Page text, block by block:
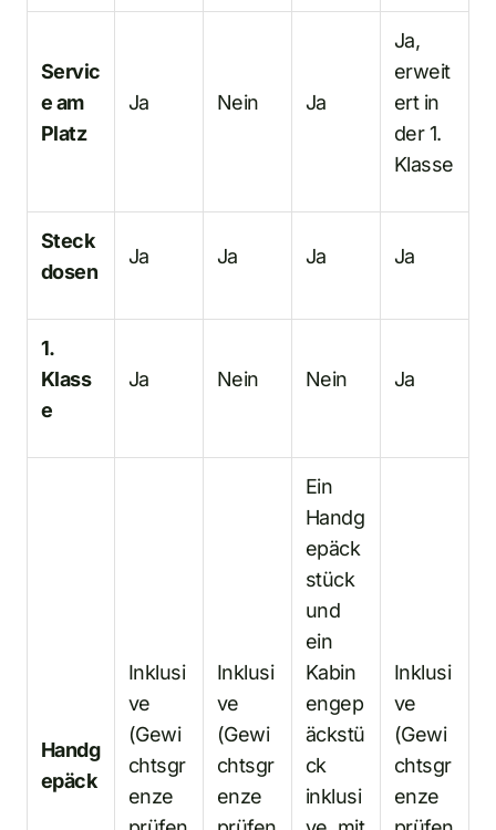
Servic
e am
Platz
Ja Nein Ja
Ja,
erweit
ert in
der 1.
Klasse
Steck
dosen
Ja Ja Ja Ja
1.
Klass
e
Ja Nein Nein Ja
Handg
epäck
Inklusi
ve
(Gewi
chtsgr
enze
Inklusi
ve
(Gewi
chtsgr
enze
Ein
Handg
epäck
stück
und
ein
Kabin
engep
äckstü
ck
inklusi
Inklusi
ve
(Gewi
chtsgr
enze